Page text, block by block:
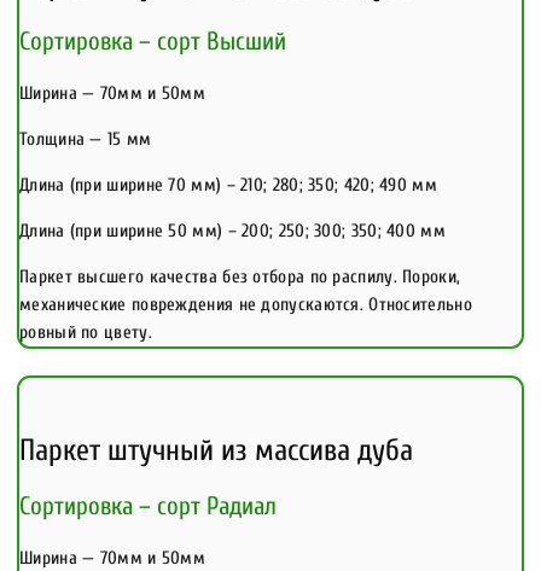
Сортировка – сорт Высший
Ширина — 70мм и 50мм
Толщина — 15 мм
Длина (при ширине 70 мм) – 210; 280; 350; 420; 490 мм
Длина (при ширине 50 мм) – 200; 250; 300; 350; 400 мм
Паркет высшего качества без отбора по распилу. Пороки,
механические повреждения не допускаются. Относительно
ровный по цвету.
Паркет штучный из массива дуба
Сортировка – сорт Радиал
Ширина — 70мм и 50мм